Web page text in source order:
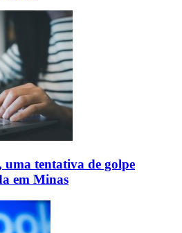
uma tentativa de golpe
em Minas